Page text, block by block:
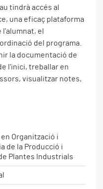
tindrà accés al
una eficaç plataforma
el
del programa.
la documentació de
l'inici, treballar en
visualitzar notes,
Organització i
de la Producció i
Plantes Industrials